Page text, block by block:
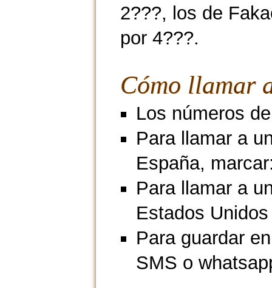
2???, los de
por 4???.
Cómo llamar
Los números
Para llamar a
España,
Para llamar a
Estados
Para guardar
SMS o